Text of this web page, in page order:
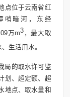
点位于云南省红
哨暗河，东经
万m3 ，最大取
生活用水。
局的取水许可监
划、超定额、超
地点、取水量和